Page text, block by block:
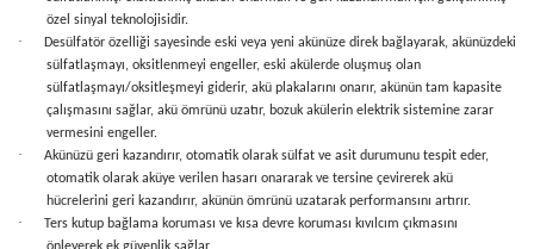
özel sinyal teknolojisidir.
·
Desülfatör özelliği sayesinde eski veya yeni akünüze direk bağlayarak, akünüzdeki
sülfatlaşmayı, oksitlenmeyi engeller, eski akülerde oluşmuş olan
sülfatlaşmayı/oksitleşmeyi giderir, akü plakalarını onarır, akünün tam kapasite
çalışmasını sağlar, akü ömrünü uzatır, bozuk akülerin elektrik sistemine zarar
vermesini engeller.
·
Akünüzü geri kazandırır, otomatik olarak sülfat ve asit durumunu tespit eder,
otomatik olarak aküye verilen hasarı onararak ve tersine çevirerek akü
hücrelerini geri kazandırır, akünün ömrünü uzatarak performansını artırır.
·
Ters kutup bağlama koruması ve kısa devre koruması kıvılcım çıkmasını